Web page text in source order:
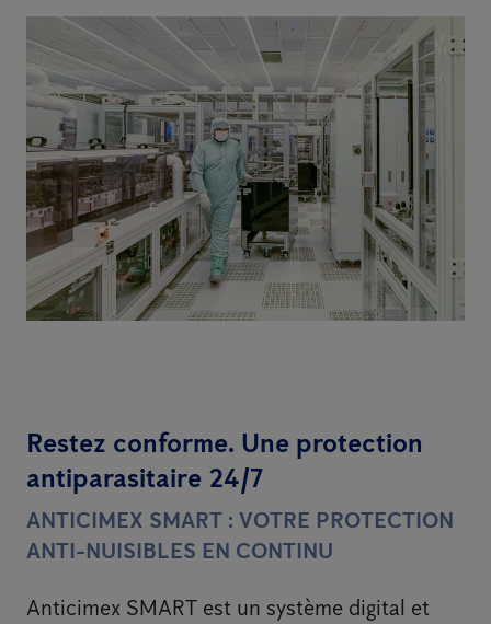
Restez conforme. Une protection
antiparasitaire 24/7
ANTICIMEX SMART : VOTRE PROTECTION
ANTI-NUISIBLES EN CONTINU
Anticimex SMART est un système digital et